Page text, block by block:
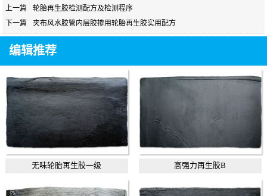
上一篇
轮胎再生胶检测配方及检测程序
下一篇
夹布风水胶管内层胶掺用轮胎再生胶实用配方
编辑推荐
无味轮胎再生胶一级 高强力再生胶B